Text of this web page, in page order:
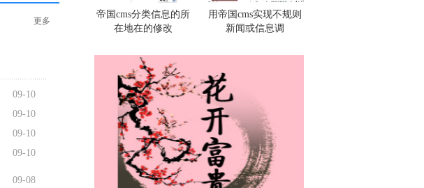
更多
09-10
09-10
09-10
09-10
09-08
帝国cms分类信息的所
在地在的修改
用帝国cms实现不规则
新闻或信息调